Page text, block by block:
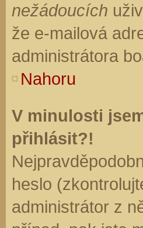
nežádoucích
že e-mailová
administrátora
Nahoru
V minulosti
přihlásit?!
heslo
administrátor z